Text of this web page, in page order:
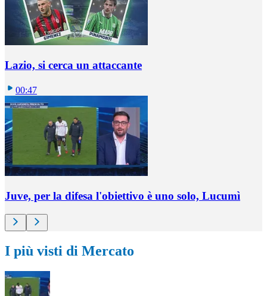
Lazio, si cerca un attaccante
00:47
Juve, per la difesa l'obiettivo è uno solo, Lucumì
I più visti di Mercato